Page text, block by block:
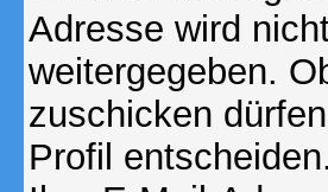
Adresse wird
weitergegeben.
zuschicken
Profil